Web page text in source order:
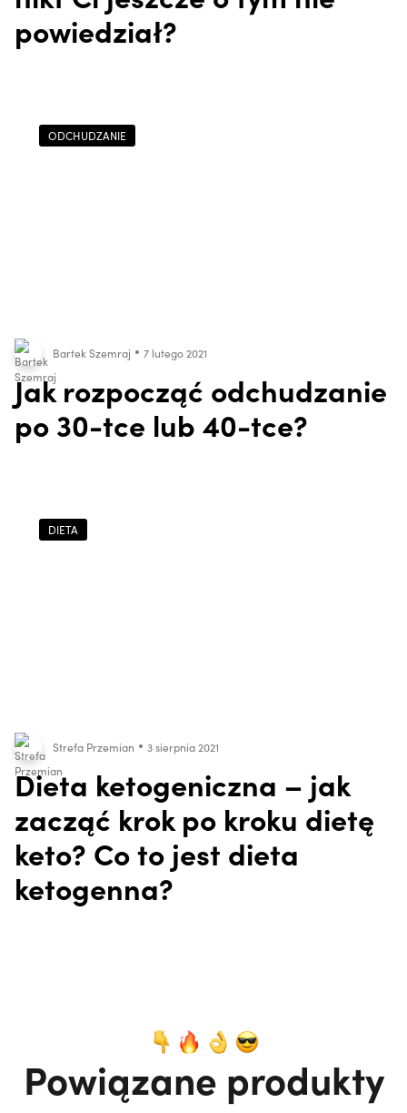
powiedział?
ODCHUDZANIE
Bartek Szemraj 7 lutego 2021
Jak rozpocząć odchudzanie
po 30-tce lub 40-tce?
DIETA
Strefa Przemian 3 sierpnia 2021
Dieta ketogeniczna – jak
zacząć krok po kroku dietę
keto? Co to jest dieta
ketogenna?
Powiązane produkty